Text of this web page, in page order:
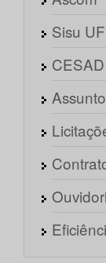
Sisu
CESAD